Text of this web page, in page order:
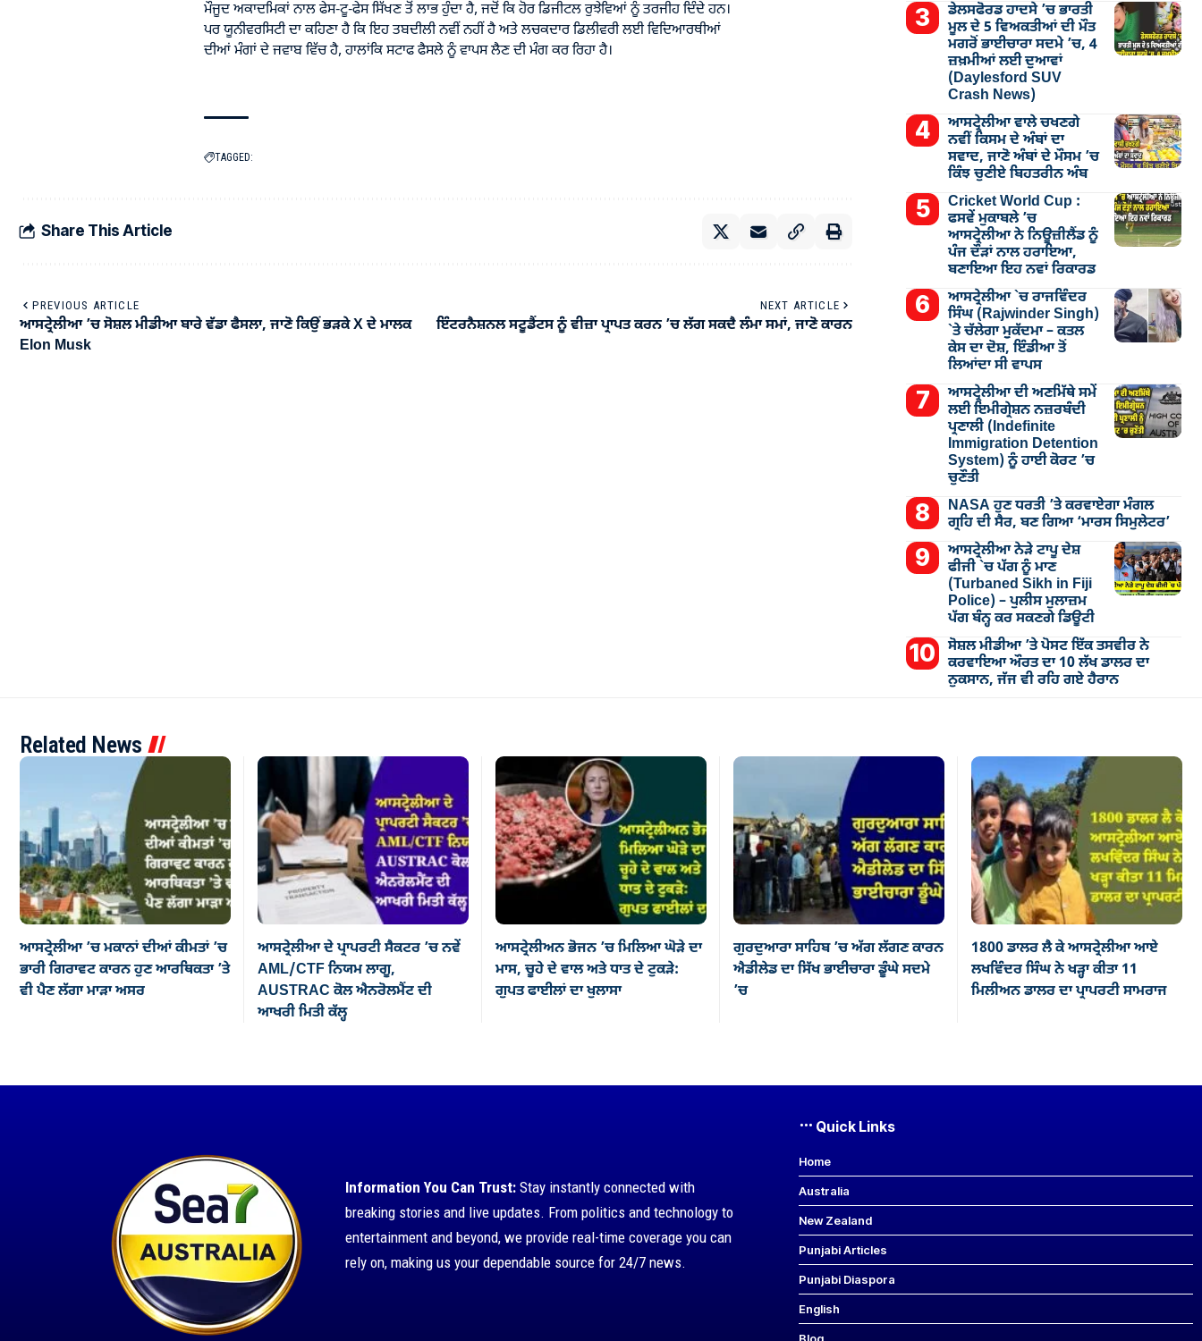
ਮੌਜੂਦ ਅਕਾਦਮਿਕਾਂ ਨਾਲ ਫੇਸ-ਟੂ-ਫੇਸ ਸਿੱਖਣ ਤੋਂ ਲਾਭ ਹੁੰਦਾ ਹੈ, ਜਦੋਂ ਕਿ ਹੋਰ ਡਿਜੀਟਲ ਰੁਝੇਵਿਆਂ ਨੂੰ ਤਰਜੀਹ ਦਿੰਦੇ ਹਨ।
ਪਰ ਯੂਨੀਵਰਸਿਟੀ ਦਾ ਕਹਿਣਾ ਹੈ ਕਿ ਇਹ ਤਬਦੀਲੀ ਨਵੀਂ ਨਹੀਂ ਹੈ ਅਤੇ ਲਚਕਦਾਰ ਡਿਲੀਵਰੀ ਲਈ ਵਿਦਿਆਰਥੀਆਂ
ਦੀਆਂ ਮੰਗਾਂ ਦੇ ਜਵਾਬ ਵਿੱਚ ਹੈ, ਹਾਲਾਂਕਿ ਸਟਾਫ ਫੈਸਲੇ ਨੂੰ ਵਾਪਸ ਲੈਣ ਦੀ ਮੰਗ ਕਰ ਰਿਹਾ ਹੈ।
TAGGED:
Share This Article
PREVIOUS ARTICLE
ਆਸਟ੍ਰੇਲੀਆ ’ਚ ਸੋਸ਼ਲ ਮੀਡੀਆ ਬਾਰੇ ਵੱਡਾ ਫੈਸਲਾ, ਜਾਣੋ ਕਿਉਂ ਭੜਕੇ X ਦੇ ਮਾਲਕ
Elon Musk
NEXT ARTICLE
ਇੰਟਰਨੈਸ਼ਨਲ ਸਟੂਡੈਂਟਸ ਨੂੰ ਵੀਜ਼ਾ ਪ੍ਰਾਪਤ ਕਰਨ ’ਚ ਲੱਗ ਸਕਦੈ ਲੰਮਾ ਸਮਾਂ, ਜਾਣੋ ਕਾਰਨ
ਡੇਲਸਫੋਰਡ ਹਾਦਸੇ ’ਚ ਭਾਰਤੀ
ਮੂਲ ਦੇ 5 ਵਿਅਕਤੀਆਂ ਦੀ ਮੌਤ
ਮਗਰੋਂ ਭਾਈਚਾਰਾ ਸਦਮੇ ’ਚ, 4
ਜ਼ਖ਼ਮੀਆਂ ਲਈ ਦੁਆਵਾਂ
(Daylesford SUV
Crash News)
ਆਸਟ੍ਰੇਲੀਆ ਵਾਲੇ ਚਖਣਗੇ
ਨਵੀਂ ਕਿਸਮ ਦੇ ਅੰਬਾਂ ਦਾ
ਸਵਾਦ, ਜਾਣੋ ਅੰਬਾਂ ਦੇ ਮੌਸਮ ’ਚ
ਕਿੰਝ ਚੁਣੀਏ ਬਿਹਤਰੀਨ ਅੰਬ
Cricket World Cup :
ਫਸਵੇਂ ਮੁਕਾਬਲੇ ’ਚ
ਆਸਟ੍ਰੇਲੀਆ ਨੇ ਨਿਊਜ਼ੀਲੈਂਡ ਨੂੰ
ਪੰਜ ਦੌੜਾਂ ਨਾਲ ਹਰਾਇਆ,
ਬਣਾਇਆ ਇਹ ਨਵਾਂ ਰਿਕਾਰਡ
ਆਸਟ੍ਰੇਲੀਆ `ਚ ਰਾਜਵਿੰਦਰ
ਸਿੰਘ (Rajwinder Singh)
`ਤੇ ਚੱਲੇਗਾ ਮੁੁਕੱਦਮਾ – ਕਤਲ
ਕੇਸ ਦਾ ਦੋਸ਼, ਇੰਡੀਆ ਤੋਂ
ਲਿਆਂਦਾ ਸੀ ਵਾਪਸ
ਆਸਟ੍ਰੇਲੀਆ ਦੀ ਅਣਮਿੱਥੇ ਸਮੇਂ
ਲਈ ਇਮੀਗ੍ਰੇਸ਼ਨ ਨਜ਼ਰਬੰਦੀ
ਪ੍ਰਣਾਲੀ (Indefinite
Immigration Detention
System) ਨੂੰ ਹਾਈ ਕੋਰਟ ’ਚ
ਚੁਣੌਤੀ
NASA ਹੁਣ ਧਰਤੀ ’ਤੇ ਕਰਵਾਏਗਾ ਮੰਗਲ
ਗ੍ਰਹਿ ਦੀ ਸੈਰ, ਬਣ ਗਿਆ ‘ਮਾਰਸ ਸਿਮੁਲੇਟਰ’
ਆਸਟ੍ਰੇਲੀਆ ਨੇੜੇ ਟਾਪੂ ਦੇਸ਼
ਫੀਜੀ `ਚ ਪੱਗ ਨੂੰ ਮਾਣ
(Turbaned Sikh in Fiji
Police) – ਪੁਲੀਸ ਮੁਲਾਜ਼ਮ
ਪੱਗ ਬੰਨ੍ਹ ਕਰ ਸਕਣਗੇ ਡਿਊਟੀ
ਸੋਸ਼ਲ ਮੀਡੀਆ ’ਤੇ ਪੋਸਟ ਇੱਕ ਤਸਵੀਰ ਨੇ
ਕਰਵਾਇਆ ਔਰਤ ਦਾ 10 ਲੱਖ ਡਾਲਰ ਦਾ
ਨੁਕਸਾਨ, ਜੱਜ ਵੀ ਰਹਿ ਗਏ ਹੈਰਾਨ
Related News
ਆਸਟ੍ਰੇਲੀਆ ’ਚ ਮਕਾਨਾਂ ਦੀਆਂ ਕੀਮਤਾਂ ’ਚ
ਭਾਰੀ ਗਿਰਾਵਟ ਕਾਰਨ ਹੁਣ ਆਰਥਿਕਤਾ ’ਤੇ
ਵੀ ਪੈਣ ਲੱਗਾ ਮਾੜਾ ਅਸਰ
ਆਸਟ੍ਰੇਲੀਆ ਦੇ ਪ੍ਰਾਪਰਟੀ ਸੈਕਟਰ ’ਚ ਨਵੇਂ
AML/CTF ਨਿਯਮ ਲਾਗੂ,
AUSTRAC ਕੋਲ ਐਨਰੋਲਮੈਂਟ ਦੀ
ਆਖਰੀ ਮਿਤੀ ਕੱਲ੍ਹ
ਆਸਟ੍ਰੇਲੀਅਨ ਭੋਜਨ ’ਚ ਮਿਲਿਆ ਘੋੜੇ ਦਾ
ਮਾਸ, ਚੂਹੇ ਦੇ ਵਾਲ ਅਤੇ ਧਾਤ ਦੇ ਟੁਕੜੇ:
ਗੁਪਤ ਫਾਈਲਾਂ ਦਾ ਖੁਲਾਸਾ
ਗੁਰਦੁਆਰਾ ਸਾਹਿਬ ’ਚ ਅੱਗ ਲੱਗਣ ਕਾਰਨ
ਐਡੀਲੇਡ ਦਾ ਸਿੱਖ ਭਾਈਚਾਰਾ ਡੂੰਘੇ ਸਦਮੇ
’ਚ
1800 ਡਾਲਰ ਲੈ ਕੇ ਆਸਟ੍ਰੇਲੀਆ ਆਏ
ਲਖਵਿੰਦਰ ਸਿੰਘ ਨੇ ਖੜ੍ਹਾ ਕੀਤਾ 11
ਮਿਲੀਅਨ ਡਾਲਰ ਦਾ ਪ੍ਰਾਪਰਟੀ ਸਾਮਰਾਜ
Information You Can Trust: Stay instantly connected with
breaking stories and live updates. From politics and technology to
entertainment and beyond, we provide real-time coverage you can
rely on, making us your dependable source for 24/7 news.
Quick Links
Home
Australia
New Zealand
Punjabi Articles
Punjabi Diaspora
English